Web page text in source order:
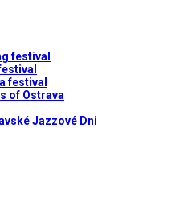
festival
festival
of Ostrava
Jazzové Dni